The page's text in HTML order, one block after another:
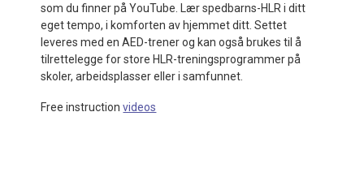
som du finner på YouTube. Lær spedbarns-HLR i ditt
eget tempo, i komforten av hjemmet ditt. Settet
leveres med en AED-trener og kan også brukes til å
tilrettelegge for store HLR-treningsprogrammer på
skoler, arbeidsplasser eller i samfunnet.
Free instructionvideos